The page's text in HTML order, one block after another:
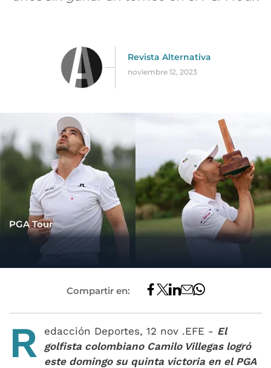
Revista Alternativa
noviembre 12, 2023
PGA Tour
Compartir en:
R edacción Deportes, 12 nov .EFE - El
golfista colombiano Camilo Villegas logró
este domingo su quinta victoria en el PGA